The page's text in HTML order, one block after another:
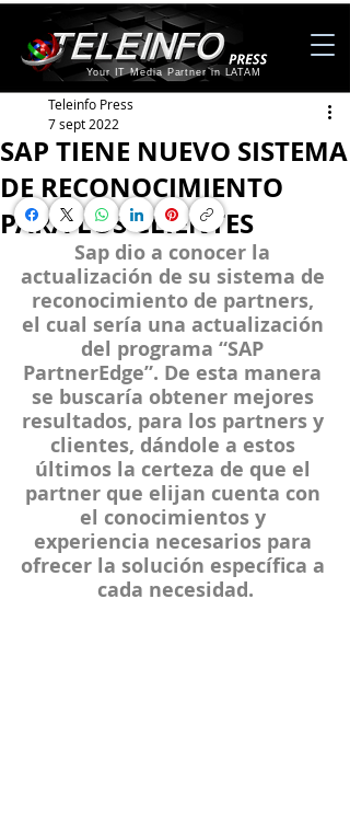
Your IT Media Partner in LATAM
SAP TIENE NUEVO SISTEMA
DE RECONOCIMIENTO
PARA LOS CLIENTES
Teleinfo Press
7 sept 2022
Sap dio a conocer la
actualización de su sistema de
reconocimiento de partners,
el cual sería una actualización
del programa “SAP
PartnerEdge”. De esta manera
se buscaría obtener mejores
resultados, para los partners y
clientes, dándole a estos
últimos la certeza de que el
partner que elijan cuenta con
el conocimientos y
experiencia necesarios para
ofrecer la solución específica a
cada necesidad.